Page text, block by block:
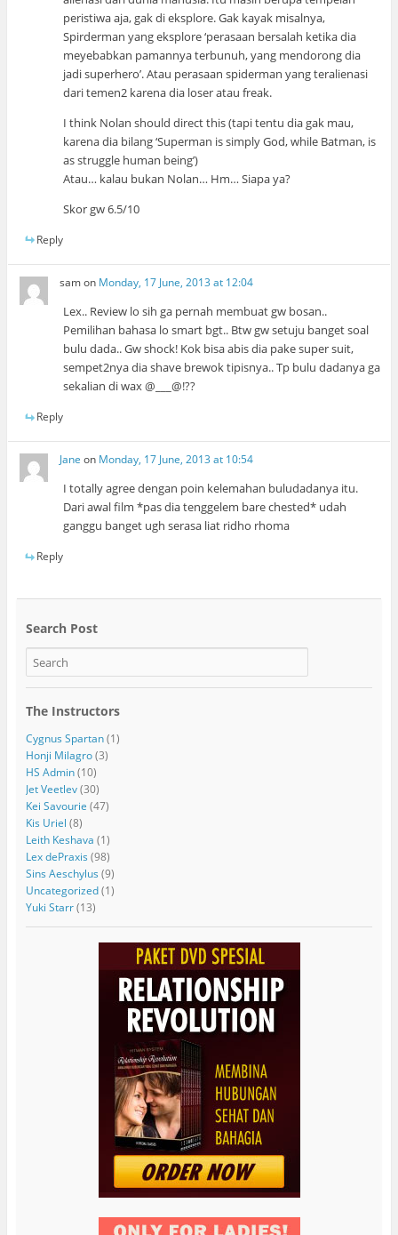
peristiwa aja, gak di eksplore. Gak kayak misalnya,
Spirderman yang eksplore ‘perasaan bersalah ketika dia
meyebabkan pamannya terbunuh, yang mendorong dia
jadi superhero’. Atau perasaan spiderman yang teralienasi
dari temen2 karena dia loser atau freak.
I think Nolan should direct this (tapi tentu dia gak mau,
karena dia bilang ‘Superman is simply God, while Batman, is
as struggle human being’)
Atau… kalau bukan Nolan… Hm… Siapa ya?
Skor gw 6.5/10
Reply
samon Monday, 17 June, 2013 at 12:04
Lex.. Review lo sih ga pernah membuat gw bosan..
Pemilihan bahasa lo smart bgt.. Btw gw setuju banget soal
bulu dada.. Gw shock! Kok bisa abis dia pake super suit,
sempet2nya dia shave brewok tipisnya.. Tp bulu dadanya ga
sekalian di wax @___@!??
Reply
Jane on Monday, 17 June, 2013 at 10:54
I totally agree dengan poin kelemahan buludadanya itu.
Dari awal film *pas dia tenggelem bare chested* udah
ganggu banget ugh serasa liat ridho rhoma
Reply
Search Post
The Instructors
Cygnus Spartan(1)
Honji Milagro(3)
HS Admin(10)
Jet Veetlev(30)
Kei Savourie (47)
Kis Uriel (8)
Leith Keshava (1)
Lex dePraxis (98)
Sins Aeschylus (9)
Uncategorized(1)
Yuki Starr(13)